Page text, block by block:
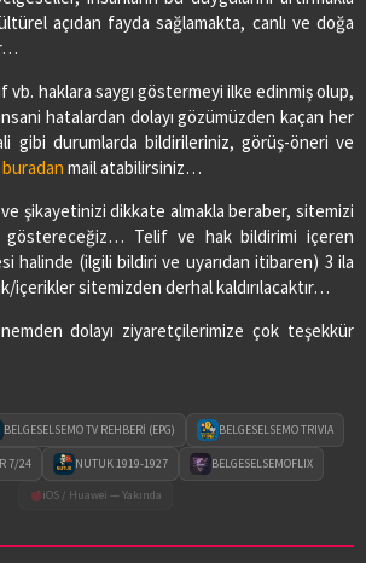
ÇARŞAMBA CAD. NO:52
MAH.1.ZİRAAT SOKAK NO:17/B
MAH. HACI ALİ EKİNCİ BULVARI
açıdan fayda sağlamakta, canlı ve doğa
vb. haklara saygı göstermeyi ilke edinmiş olup,
hatalardan dolayı gözümüzden kaçan her
gibi durumlarda bildirileriniz, görüş-öneri ve
buradan mail atabilirsiniz…
şikayetinizi dikkate almakla beraber, sitemizi
göstereceğiz… Telif ve hak bildirimi içeren
halinde (ilgili bildiri ve uyarıdan itibaren) 3 ila
içerikler sitemizden derhal kaldırılacaktır…
dolayı ziyaretçilerimize çok teşekkür
BELGESELSEMO TV REHBERİ (EPG) BELGESELSEMO TRIVIA
7/24 NUTUK 1919-1927
BELGESELSEMOFLIX
iOS / Huawei — Yakında